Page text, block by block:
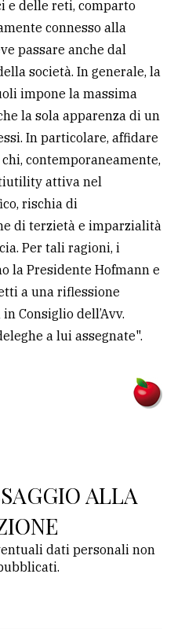
e delle reti, comparto
connesso alla
passare anche dal
società. In generale, la
impone la massima
la sola apparenza di un
In particolare, affidare
contemporaneamente,
attiva nel
rischia di
di terzietà e imparzialità
Per tali ragioni, i
la Presidente Hofmann e
a una riflessione
Consiglio dell’Avv.
a lui assegnate".
ALLA
dati personali non